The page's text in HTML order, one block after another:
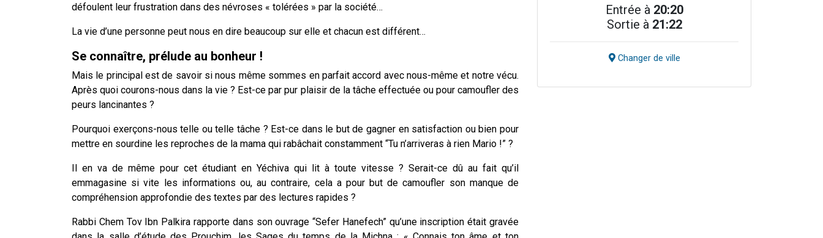
défoulent leur frustration dans des névroses « tolérées » par la société…
La vie d’une personne peut nous en dire beaucoup sur elle et chacun est différent…
Se connaître, prélude au bonheur !
Mais le principal est de savoir si nous même sommes en parfait accord avec nous-même et notre vécu.
Après quoi courons-nous dans la vie ? Est-ce par pur plaisir de la tâche effectuée ou pour camoufler des
peurs lancinantes ?
Pourquoi exerçons-nous telle ou telle tâche ? Est-ce dans le but de gagner en satisfaction ou bien pour
mettre en sourdine les reproches de la mama qui rabâchait constamment “Tu n’arriveras à rien Mario !” ?
Il en va de même pour cet étudiant en Yéchiva qui lit à toute vitesse ? Serait-ce dû au fait qu’il
emmagasine si vite les informations ou, au contraire, cela a pour but de camoufler son manque de
compréhension approfondie des textes par des lectures rapides ?
Rabbi Chem Tov Ibn Palkira rapporte dans son ouvrage “Sefer Hanefech” qu’une inscription était gravée
Entrée à 20:20
Sortie à 21:22
Changer de ville